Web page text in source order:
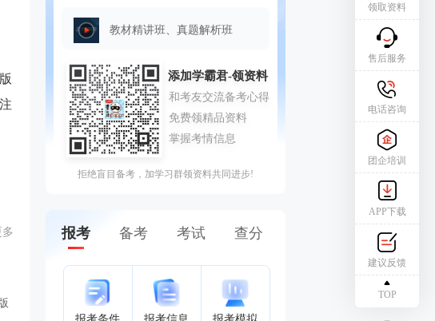
多
教材精讲班、真题解析班
拒绝盲目备考，加学习群领资料共同进步!
报考 备考 考试 查分
领取资料
售后服务
电话咨询
团企培训
APP下载
建议反馈
TOP